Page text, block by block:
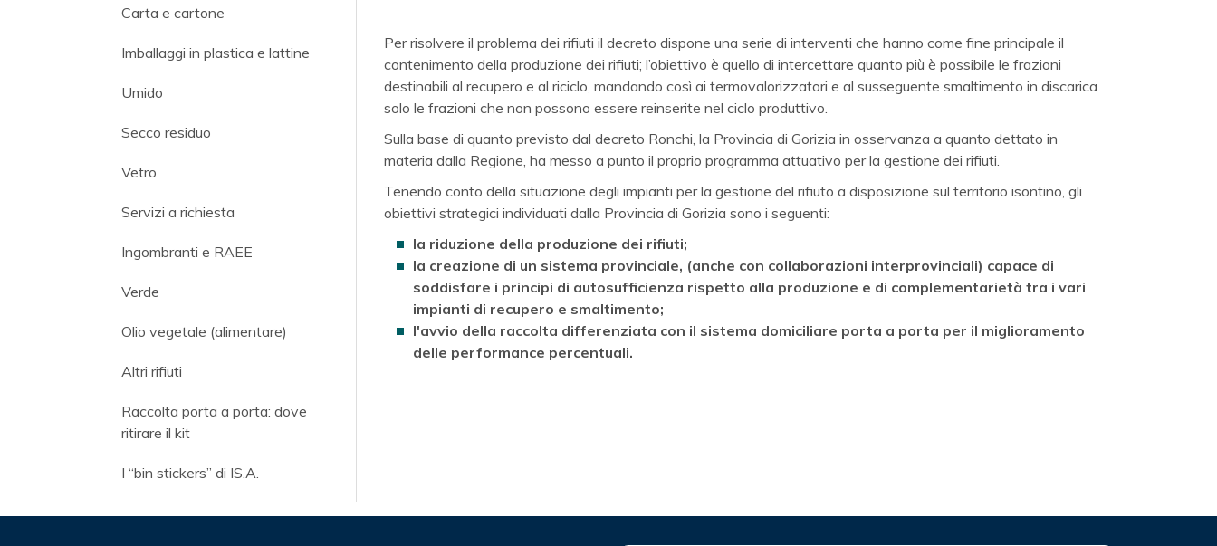
Carta e cartone
Imballaggi in plastica e lattine
Umido
Secco residuo
Vetro
Servizi a richiesta
Ingombranti e RAEE
Verde
Olio vegetale (alimentare)
Altri rifiuti
Raccolta porta a porta: dove
ritirare il kit
I “bin stickers” di IS.A.
Per risolvere il problema dei rifiuti il decreto dispone una serie di interventi che hanno come fine principale il
contenimento della produzione dei rifiuti; l’obiettivo è quello di intercettare quanto più è possibile le frazioni
destinabili al recupero e al riciclo, mandando così ai termovalorizzatori e al susseguente smaltimento in discarica
solo le frazioni che non possono essere reinserite nel ciclo produttivo.
Sulla base di quanto previsto dal decreto Ronchi, la Provincia di Gorizia in osservanza a quanto dettato in
materia dalla Regione, ha messo a punto il proprio programma attuativo per la gestione dei rifiuti.
Tenendo conto della situazione degli impianti per la gestione del rifiuto a disposizione sul territorio isontino, gli
obiettivi strategici individuati dalla Provincia di Gorizia sono i seguenti:
la riduzione della produzione dei rifiuti;
la creazione di un sistema provinciale, (anche con collaborazioni interprovinciali) capace di
soddisfare i principi di autosufficienza rispetto alla produzione e di complementarietà tra i vari
impianti di recupero e smaltimento;
l'avvio della raccolta differenziata con il sistema domiciliare porta a porta per il miglioramento
delle performance percentuali.